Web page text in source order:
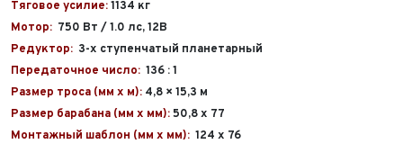
Тяговое усилие:1134 кг
Мотор: 750 Вт / 1.0 лс, 12В
Редуктор: 3-х ступенчатый планетарный
Передаточное число: 136 : 1
Размер троса (мм x м): 4,8 × 15,3 м
Размер барабана (мм x мм):50,8 x 77
Монтажный шаблон (мм x мм): 124 x 76